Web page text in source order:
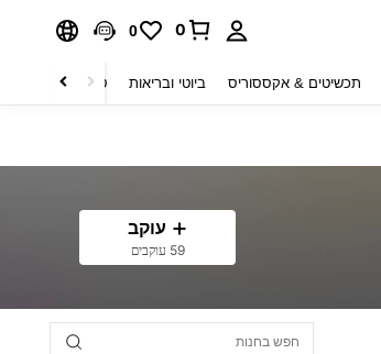
0
0
תכשיטים & אקססוריס ביוטי ובריאות טקסטיל לבית
עוקב
59 עוקבים